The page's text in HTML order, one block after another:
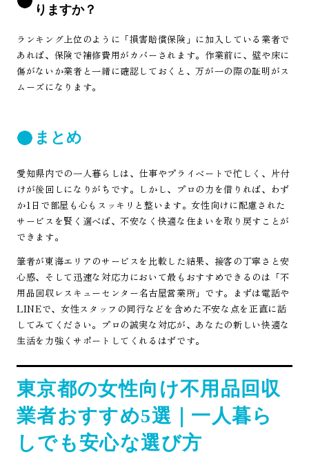
りますか？
ランキング上位のように「損害賠償保険」に加入している業者で
あれば、保険で補修費用がカバーされます。作業前に、壁や床に
傷がないか業者と一緒に確認しておくと、万が一の際の証明がス
ムーズになります。
まとめ
愛知県内での一人暮らしは、仕事やプライベートで忙しく、片付
けが後回しになりがちです。しかし、プロの力を借りれば、わず
か1日で部屋も心もスッキリと整います。女性向けに配慮された
サービスを賢く選べば、不安なく快適な住まいを取り戻すことが
できます。
筆者が東海エリアのサービスを比較した結果、接客の丁寧さと安
心感、そして迅速な対応力において最もおすすめできるのは「不
用品回収レスキューセンター名古屋営業所」です。まずは電話や
LINEで、女性スタッフの同行などを含めた不安な点を正直に話
してみてください。プロの誠実な対応が、あなたの新しい快適な
生活を力強くサポートしてくれるはずです。
東京都の女性向け不用品回収
業者おすすめ5選｜一人暮ら
しでも安心な選び方